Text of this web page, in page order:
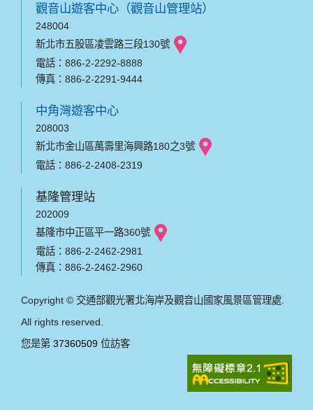
觀音山遊客中心（觀音山管理站）
248004
新北市五股區凌雲路三段130號
電話：886-2-2292-8888
傳真：886-2-2291-9444
中角灣遊客中心
208003
新北市金山區萬壽里海興路180之3號
電話：886-2-2408-2319
基隆管理站
202009
基隆市中正區平一路360號
電話：886-2-2462-2981
傳真：886-2-2462-2960
Copyright © 交通部觀光署北海岸及觀音山國家風景區管理處.
All rights reserved.
您是第 37360509 位訪客